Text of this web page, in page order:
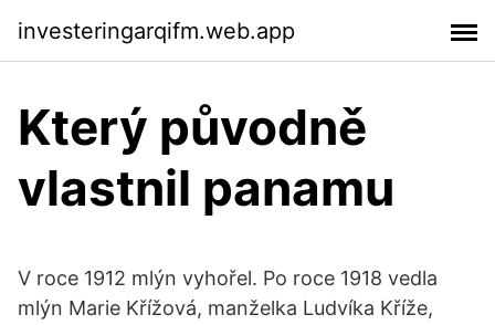
investeringarqifm.web.app
Který původně
vlastnil panamu
V roce 1912 mlýn vyhořel. Po roce 1918 vedla
mlýn Marie Křížová, manželka Ludvíka Kříže,